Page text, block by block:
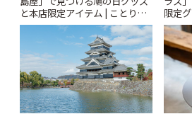
と本店限定アイテム | ことりっ
ぷ
限定